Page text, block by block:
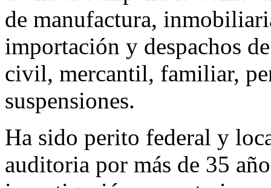
de manufactura,
importación y despachos
civil, mercantil, familiar,
suspensiones.
Ha sido perito federal y
auditoria por más de 35